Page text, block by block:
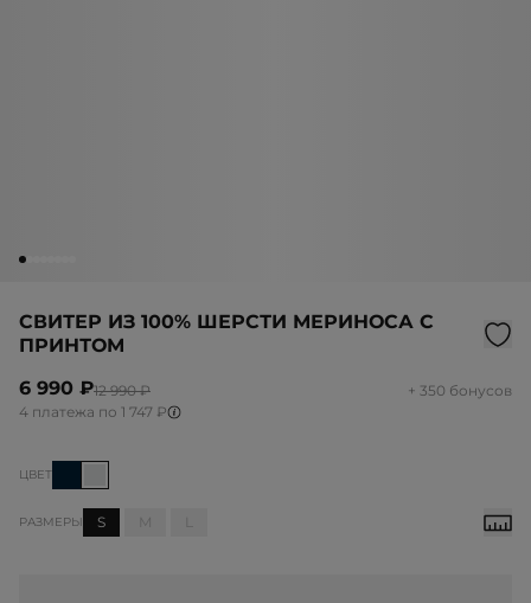
СВИТЕР ИЗ 100% ШЕРСТИ МЕРИНОСА C
ПРИНТОМ
6 990 ₽12 990 ₽
+ 350 бонусов
4 платежа по 1 747 ₽
ЦВЕТ
РАЗМЕРЫ S M